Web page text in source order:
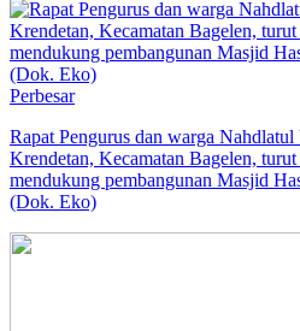
Perbesar
Rapat Pengurus dan warga
Krendetan, Kecamatan Bagelen,
mendukung pembangunan Masjid
(Dok. Eko)